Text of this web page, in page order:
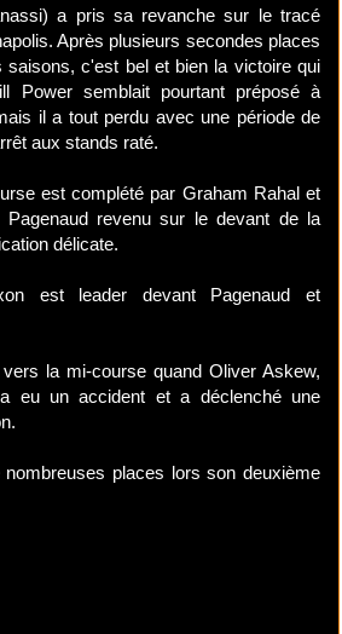
a pris sa revanche sur le tracé
Après plusieurs secondes places
saisons, c'est bel et bien la victoire qui
Power semblait pourtant préposé à
il a tout perdu avec une période de
aux stands raté.
est complété par Graham Rahal et
revenu sur le devant de la
délicate.
est leader devant Pagenaud et
la mi-course quand Oliver Askew,
eu un accident et a déclenché une
places lors son deuxième